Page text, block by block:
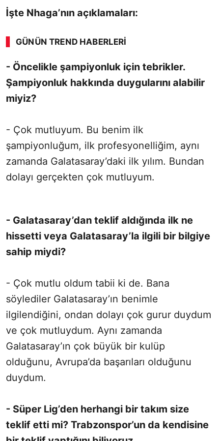
İşte Nhaga’nın açıklamaları:
GÜNÜN TREND HABERLERI
00:03 / 09:15
Sesi Aç
- Öncelikle şampiyonluk için tebrikler.
Şampiyonluk hakkında duygularını alabilir
miyiz?
- Çok mutluyum. Bu benim ilk
şampiyonluğum, ilk profesyonelliğim, aynı
zamanda Galatasaray’daki ilk yılım. Bundan
dolayı gerçekten çok mutluyum.
- Galatasaray’dan teklif aldığında ilk ne
hissetti veya Galatasaray’la ilgili bir bilgiye
sahip miydi?
- Çok mutlu oldum tabii ki de. Bana
söylediler Galatasaray’ın benimle
ilgilendiğini, ondan dolayı çok gurur duydum
ve çok mutluydum. Aynı zamanda
Galatasaray’ın çok büyük bir kulüp
olduğunu, Avrupa’da başarıları olduğunu
duydum.
- Süper Lig’den herhangi bir takım size
teklif etti mi? Trabzonspor’un da kendisine